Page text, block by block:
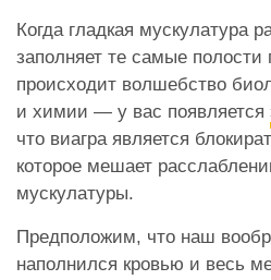
Когда гладкая мускулатура
заполняет те самые полости
происходит волшебство
и химии — у вас появляется
что виагра является
которое мешает
мускулатуры.
Предположим, что наш
наполнился кровью и весь